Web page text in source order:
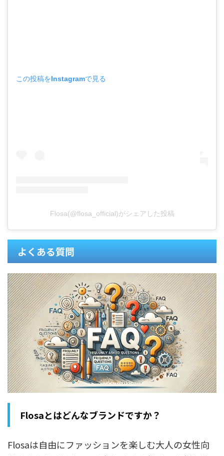
この投稿をInstagramで見る
Flosa(@flosa_official)がシェアした投稿
よくある質問
Flosaとはどんなブランドですか？
Flosaは自由にファッションを楽しむ大人の女性向